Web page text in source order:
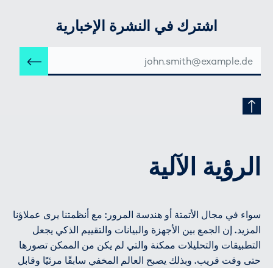
اشترك في النشرة الإخبارية
البريد
الإلكتروني
الرؤية الآلية
سواء في مجال الأتمتة أو هندسة المرور: مع أنظمتنا يرى عملاؤنا
المزيد. إن الجمع بين الأجهزة والبيانات والتقييم الذكي يجعل
التطبيقات والتحليلات ممكنة والتي لم يكن من الممكن تصورها
حتى وقت قريب. وبذلك يصبح العالم المخفي سابقًا مرئيًا وقابل